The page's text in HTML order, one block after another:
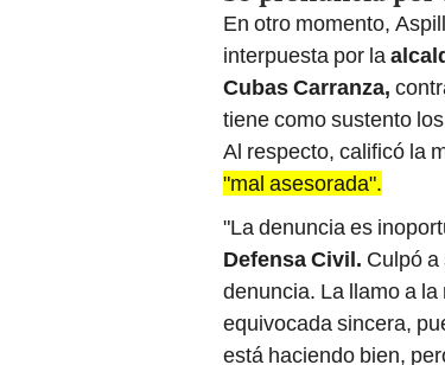
En otro momento,
interpuesta por la
Cubas Carranza,
tiene como sustento
Al respecto, calificó la
"mal asesorada".
"La denuncia es
Defensa Civil. Culpó
denuncia. La llamo a
equivocada sincera,
está haciendo bien,